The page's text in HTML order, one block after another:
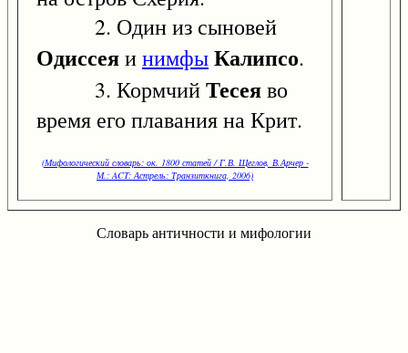
2. Один из сыновей
ОдиссеяинимфыКалипсо.
3. КормчийТесеяво
время его плавания на Крит.
(Мифологический словарь: ок. 1800 статей / Г.В. Щеглов, В.Арчер -
М.: ACT: Астрель: Транзиткнига, 2006)
Словарь античности и мифологии